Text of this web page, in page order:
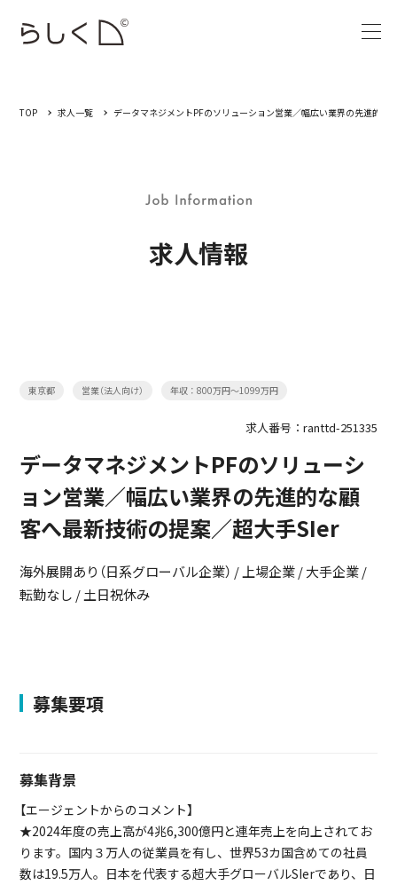
TOP 求人一覧 データマネジメントPFのソリューション営業／幅広い業界の先進的な
求人情報
東京都 営業（法人向け） 年収：800万円～1099万円
求人番号：ranttd-251335
データマネジメントPFのソリューシ
ョン営業／幅広い業界の先進的な顧
客へ最新技術の提案／超大手SIer
海外展開あり（日系グローバル企業） / 上場企業 / 大手企業 /
転勤なし / 土日祝休み
募集要項
募集背景
【エージェントからのコメント】
★2024年度の売上高が4兆6,300億円と連年売上を向上されてお
ります。国内３万人の従業員を有し、世界53カ国含めての社員
数は19.5万人。日本を代表する超大手グローバルSIerであり、日